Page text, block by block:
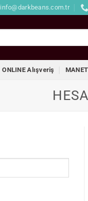
info@darkbeans.com.tr
ONLINE Alışveriş